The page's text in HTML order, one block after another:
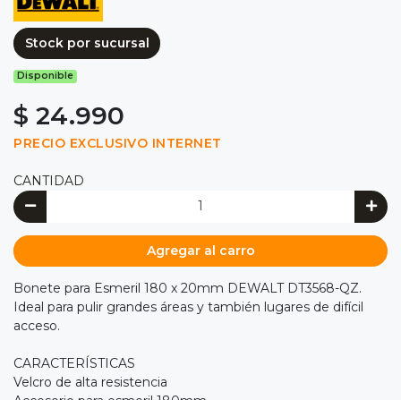
Stock por sucursal
Disponible
$ 24.990
PRECIO EXCLUSIVO INTERNET
CANTIDAD
Agregar al carro
Bonete para Esmeril 180 x 20mm DEWALT DT3568-QZ.
Ideal para pulir grandes áreas y también lugares de difícil
acceso.
CARACTERÍSTICAS
Velcro de alta resistencia